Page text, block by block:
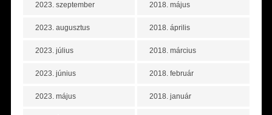
2023. szeptember
2023. augusztus
2023. július
2023. június
2023. május
2018. május
2018. április
2018. március
2018. február
2018. január